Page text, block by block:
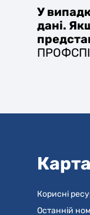
У
дані.
Корисні
Останній